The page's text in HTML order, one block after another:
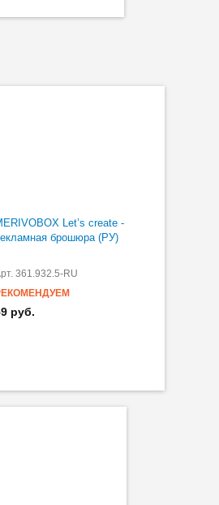
Let’s create -
брошюра (РУ)
361.932.5-RU
руб.